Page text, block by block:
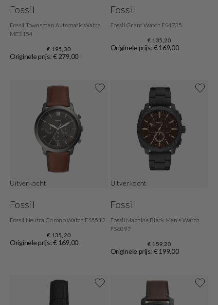
Fossil
Fossil Townsman Automatic Watch
ME3154
€ 195,30
Originele prijs: € 279,00
Fossil
Fossil Grant Watch FS4735
€ 135,20
Originele prijs: € 169,00
Uitverkocht
Fossil
Fossil Neutra Chrono Watch FS5512
€ 135,20
Originele prijs: € 169,00
Uitverkocht
Fossil
Fossil Machine Black Men's Watch
FS6097
€ 159,20
Originele prijs: € 199,00